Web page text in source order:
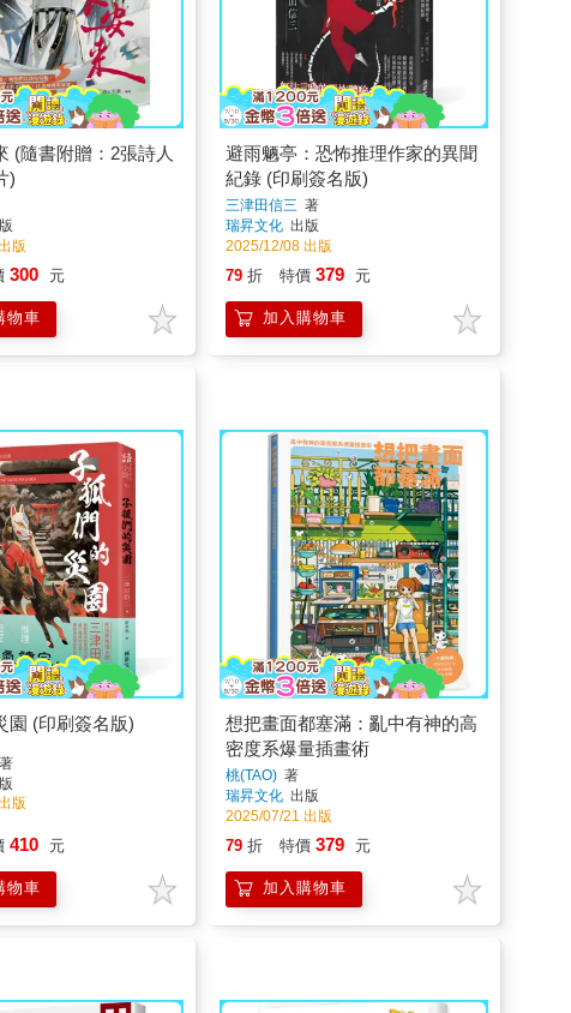
(隨書附贈：2張詩人
)
版
300 元
物車
避雨魉亭：恐怖推理作家的異聞
紀錄 (印刷簽名版)
三津田信三 著
瑞昇文化 出版
2025/12/08 出版
79 折 特價 379 元
加入購物車
園 (印刷簽名版)
著
版
410 元
物車
想把畫面都塞滿：亂中有神的高
密度系爆量插畫術
桃(TAO)著
瑞昇文化 出版
2025/07/21 出版
79 折 特價 379 元
加入購物車